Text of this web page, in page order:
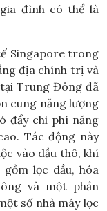
đình có thể là
Singapore trong
địa chính trị và
Trung Đông đã
cung năng lượng
đẩy chi phí năng
Tác động này
vào dầu thô, khí
lọc dầu, hóa
và một phần
số nhà máy lọc